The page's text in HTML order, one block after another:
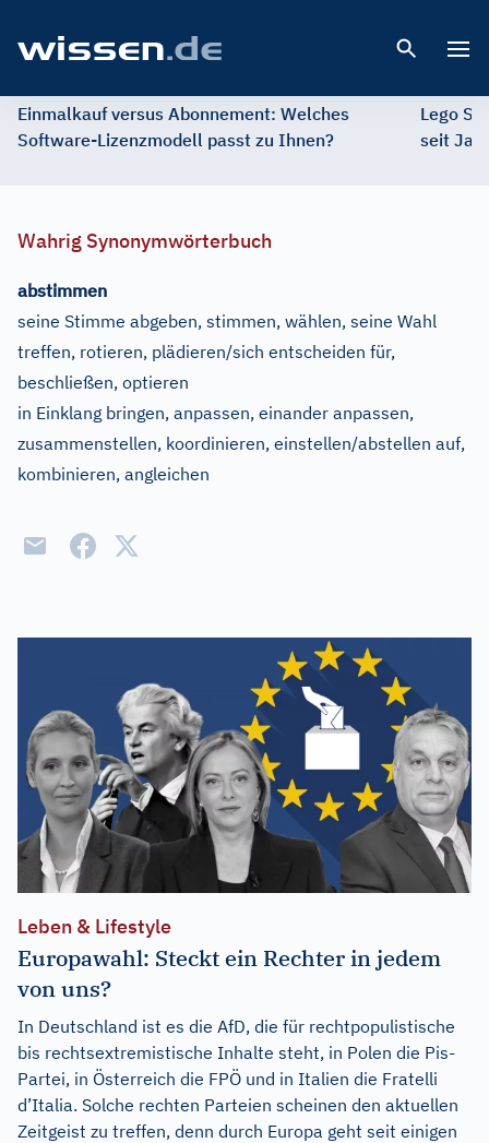
Einmalkauf versus Abonnement: Welches
Software-Lizenzmodell passt zu Ihnen?
Lego
seit
Wahrig Synonymwörterbuch
abstimmen
seine Stimme abgeben, stimmen, wählen, seine Wahl
treffen, rotieren, plädieren/sich entscheiden für,
beschließen, optieren
in Einklang bringen, anpassen, einander anpassen,
zusammenstellen, koordinieren, einstellen/abstellen auf,
kombinieren, angleichen
Leben & Lifestyle
Europawahl: Steckt ein Rechter in jedem
von uns?
In Deutschland ist es die AfD, die für rechtpopulistische
bis rechtsextremistische Inhalte steht, in Polen die Pis-
Partei, in Österreich die FPÖ und in Italien die Fratelli
d’Italia. Solche rechten Parteien scheinen den aktuellen
Zeitgeist zu treffen, denn durch Europa geht seit einigen